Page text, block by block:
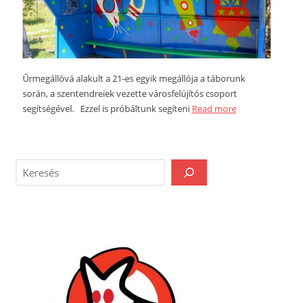
Űrmegállóvá alakult a 21-es egyik megállója a táborunk
során, a szentendreiek vezette városfelújítós csoport
segítségével. Ezzel is próbáltunk segíteni Read more